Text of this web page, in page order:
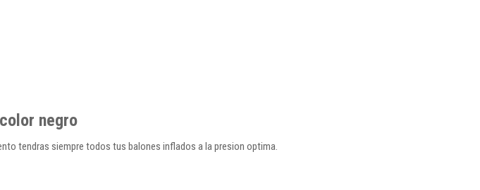
negro
tendras siempre todos tus balones inflados a la presion optima.